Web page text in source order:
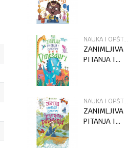
NAUKA I OPŠTA INTERESOVANJA ZA DJECU
ZANIMLJIVA
PITANJA I
NAUKA I OPŠTA INTERESOVANJA ZA DJECU
ZANIMLJIVA
PITANJA I